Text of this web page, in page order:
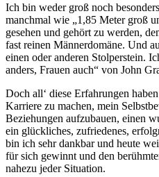
Ich bin weder groß noch
manchmal wie „1,85 Meter groß
gesehen und gehört zu werden,
fast reinen Männerdomäne. Und
einen oder anderen Stolperstein.
anders, Frauen auch“ von John
Doch all‘ diese Erfahrungen
Karriere zu machen, mein
Beziehungen aufzubauen, einen
ein glückliches, zufriedenes,
bin ich sehr dankbar und heute
für sich gewinnt und den
nahezu jeder Situation.